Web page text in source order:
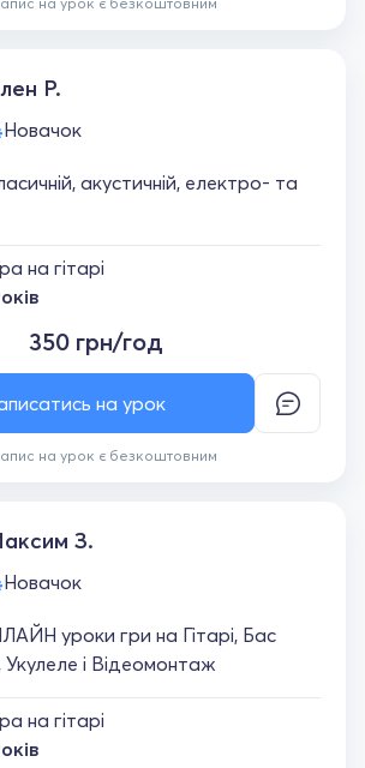
Р.
Новачок
акустичній, електро- та
на гітарі
350 грн/год
на урок є безкоштовним
на урок
З.
Новачок
уроки гри на Гітарі, Бас
Укулеле і Відеомонтаж
на гітарі